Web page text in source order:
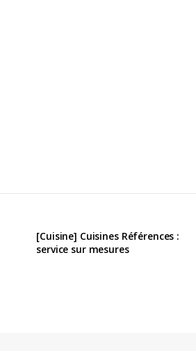
[Cuisine] Cuisines Références :
service sur mesures